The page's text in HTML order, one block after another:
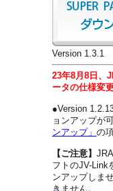
Version 1.3.1
23年8月8日、
ータの仕様変
●Version
ョンアップが
ンアップ」 の
【ご注意】
フトのJV-Link
ンアップしま
きません。